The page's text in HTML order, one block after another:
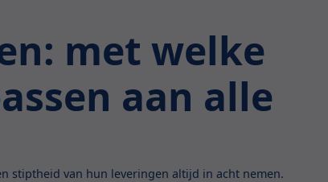
met welke
aan alle
stiptheid van hun leveringen altijd in acht nemen.